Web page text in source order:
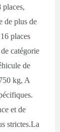
places,
de plus de
places
catégorie
de
kg, A
et de
strictes.La